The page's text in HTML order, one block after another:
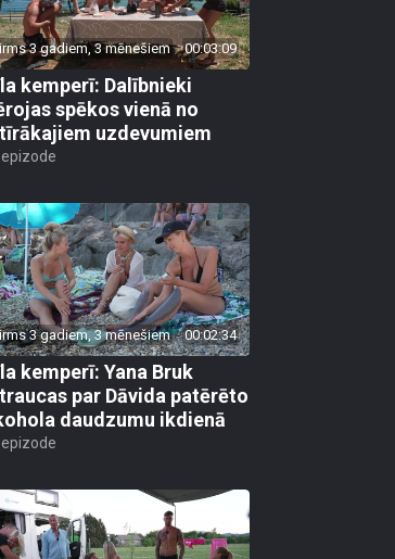
3 gadiem, 3 mēnešiem 00:03:09
kemperī: Dalībnieki
spēkos vienā no
uzdevumiem
epizode
3 gadiem, 3 mēnešiem 00:02:34
kemperī: Yana Bruk
par Dāvida patērēto
daudzumu ikdienā
epizode